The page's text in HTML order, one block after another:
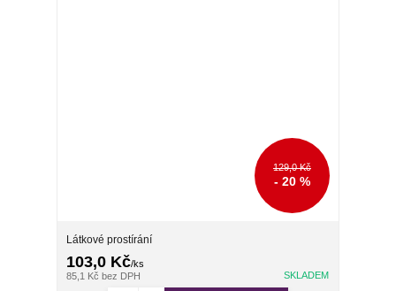
129,0 Kč
- 20 %
Látkové prostírání
103,0 Kč/ks
85,1 Kčbez DPH SKLADEM